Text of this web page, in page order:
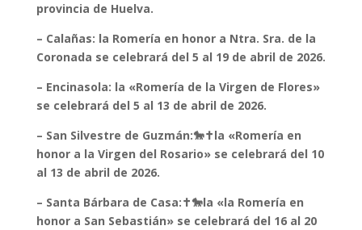
provincia de Huelva.
– Calañas: la Romería en honor a Ntra. Sra. de la
Coronada se celebrará del 5 al 19 de abril de 2026.
– Encinasola: la «Romería de la Virgen de Flores»
se celebrará del 5 al 13 de abril de 2026.
– San Silvestre de Guzmán:🐎✝️la «Romería en
honor a la Virgen del Rosario» se celebrará del 10
al 13 de abril de 2026.
– Santa Bárbara de Casa:✝️🐎la «la Romería en
honor a San Sebastián» se celebrará del 16 al 20